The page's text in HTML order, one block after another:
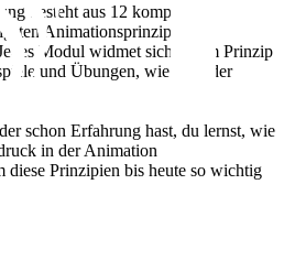
besteht aus 12 kompakten
Animationsprinzipien
Modul widmet sich einem Prinzip
und Übungen, wie es in der
schon Erfahrung hast, du lernst, wie
in der Animation
diese Prinzipien bis heute so wichtig